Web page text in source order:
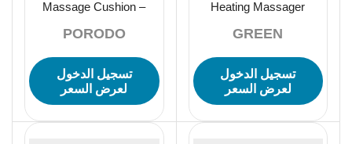
Heating Massager
GREEN
تسجيل الدخول
لعرض السعر
Massage Cushion –
PORODO
تسجيل الدخول
لعرض السعر